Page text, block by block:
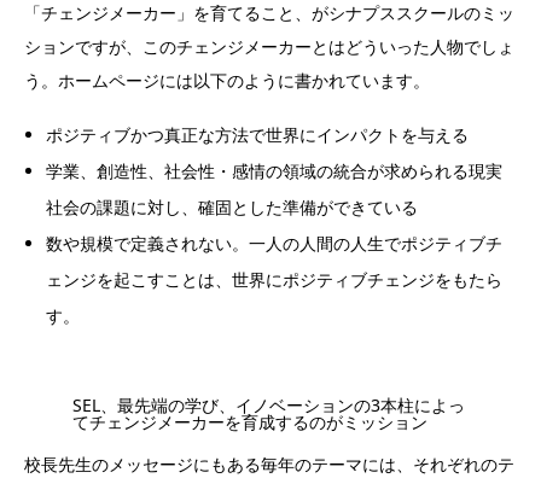
「チェンジメーカー」を育てること、がシナプススクールのミッ
ションですが、このチェンジメーカーとはどういった人物でしょ
う。ホームページには以下のように書かれています。
ポジティブかつ真正な方法で世界にインパクトを与える
学業、創造性、社会性・感情の領域の統合が求められる現実
社会の課題に対し、確固とした準備ができている
数や規模で定義されない。一人の人間の人生でポジティブチ
ェンジを起こすことは、世界にポジティブチェンジをもたら
す。
SEL、最先端の学び、イノベーションの3本柱によっ
てチェンジメーカーを育成するのがミッション
校長先生のメッセージにもある毎年のテーマには、それぞれのテ